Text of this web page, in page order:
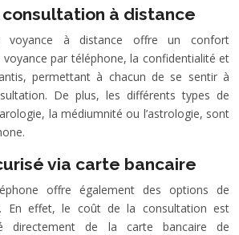
à distance
voyance à distance offre un confort
voyance par téléphone, la confidentialité et
permettant à chacun de se sentir à
De plus, les différents types de
la médiumnité ou l’astrologie, sont
via carte bancaire
offre également des options de
En effet, le coût de la consultation est
directement de la carte bancaire de